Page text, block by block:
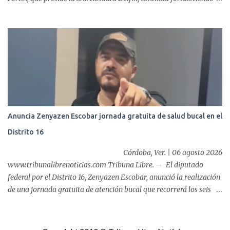
Días y Primera Infancia” que inició este miércoles en la cabecera
municipal. Se trata de una estrategia que busca contribuir al
desarrollo y la nutrición de niñas, niños y mujeres en esta
importante etapa de vida. Durante la jornada, en la explanada del
Súper Ahorros, el director del organismo asistencial, Lic. Carlos
Adiel Pereda, realizó un recorrido por las sedes de entre...
Anuncia Zenyazen Escobar jornada gratuita de salud bucal en el
Distrito 16
Córdoba, Ver. | 06 agosto 2026
www.tribunalibrenoticias.com Tribuna Libre. – El diputado
federal por el Distrito 16, Zenyazen Escobar, anunció la realización
de una jornada gratuita de atención bucal que recorrerá los seis